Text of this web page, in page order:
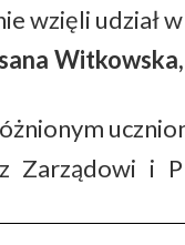
wzięli
Zarządowi i